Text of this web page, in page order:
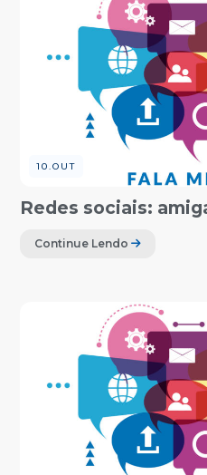
10.OUT
Redes sociais:
Continue Lendo